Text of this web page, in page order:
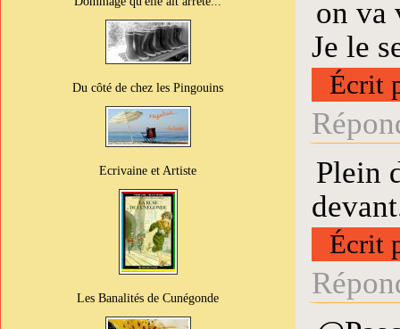
Du côté de chez les Pingouins
Ecrivaine et Artiste
Les Banalités de Cunégonde
on va
Je le
Écrit
Plein
Écrit